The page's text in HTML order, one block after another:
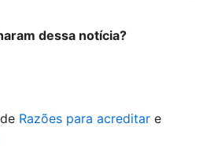
dessa notícia?
Razões para acreditar e